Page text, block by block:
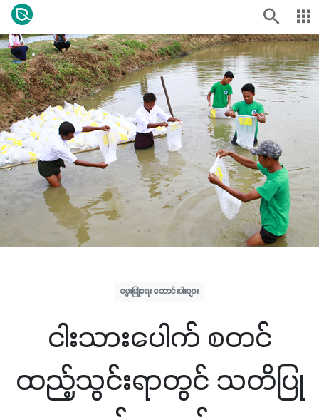
မွေးမြူရေး ဆောင်းပါးများ
ငါးသားပေါက် စတင်
ထည့်သွင်းရာတွင် သတိပြု